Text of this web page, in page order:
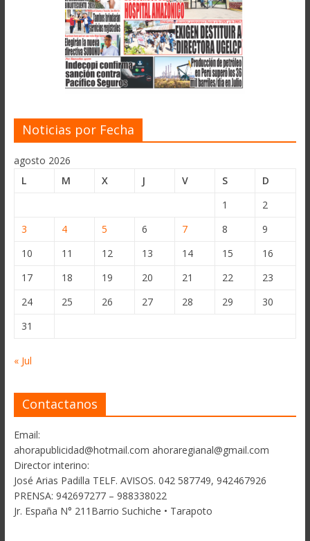
Noticias por Fecha
agosto 2026
L
M X J V S
D
1
2
3
4 5 6 7 8
9
10
11 12 13 14 15
16
17
18 19 20 21 22
23
24
25 26 27 28 29
30
31
« Jul
Contactanos
Email:
ahorapublicidad@hotmail.com ahoraregianal@gmail.com
Director interino:
José Arias Padilla TELF. AVISOS. 042 587749, 942467926
PRENSA: 942697277 – 988338022
Jr. España N° 211Barrio Suchiche • Tarapoto